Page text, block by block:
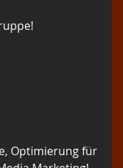
Optimierung für